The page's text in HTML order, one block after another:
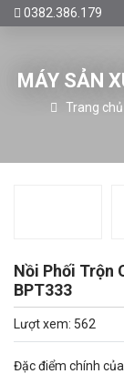
0382.386.179
MÁY SẢN
Trang chủ
Nồi Phối Trộn
BPT333
Lượt xem: 562
Đặc điểm chính